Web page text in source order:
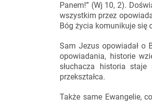
Panem!” (Wj 10, 2).
wszystkim przez
Bóg życia komunikuje się
Sam Jezus opowiadał o
opowiadania, historie
słuchacza historia
przekształca.
Także same Ewangelie,